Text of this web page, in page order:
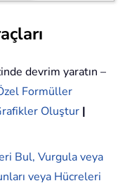
devrim yaratın –
Formüller
Oluştur |
Bul, Vurgula veya
veya Hücreleri